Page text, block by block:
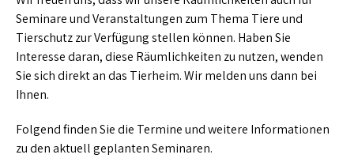
Seminare und Veranstaltungen zum Thema Tiere und
Tierschutz zur Verfügung stellen können. Haben Sie
Interesse daran, diese Räumlichkeiten zu nutzen, wenden
Sie sich direkt an das Tierheim. Wir melden uns dann bei
Ihnen.
Folgend finden Sie die Termine und weitere Informationen
zu den aktuell geplanten Seminaren.